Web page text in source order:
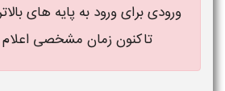
ورودی برای ورود به پایه های
تاکنون زمان مشخصی